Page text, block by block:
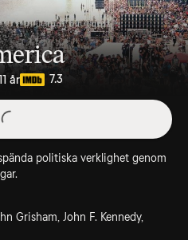
år 7.3
politiska verklighet genom
Grisham, John F. Kennedy,